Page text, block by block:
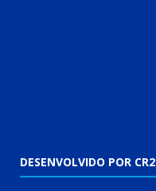
DESENVOLVIDO POR CR2